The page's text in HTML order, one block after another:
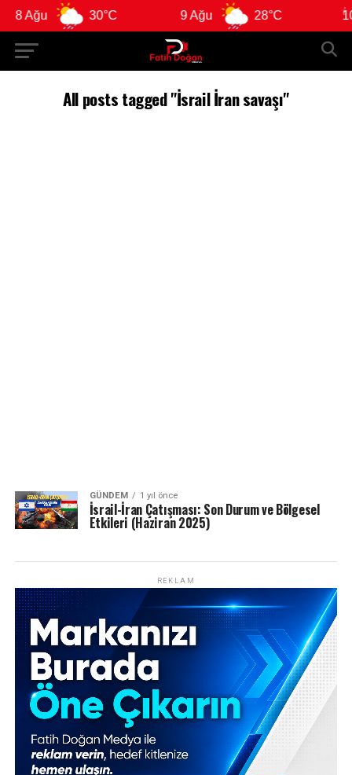
8 Ağu 30°C 9 Ağu 28°C 10
All posts tagged "İsrail İran savaşı"
GÜNDEM 1 yıl önce
İsrail-İran Çatışması: Son Durum ve Bölgesel
Etkileri (Haziran 2025)
REKLAM